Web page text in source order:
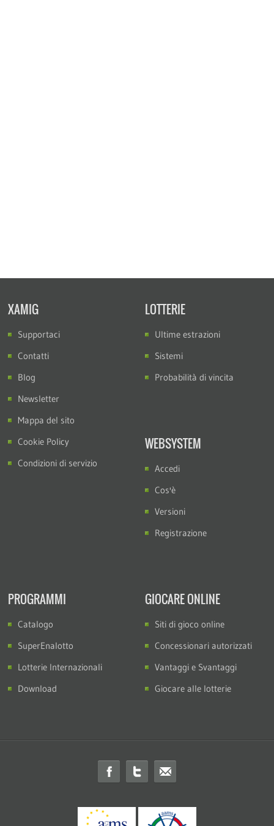
XAMIG
Supportaci
Contatti
Blog
Newsletter
Mappa del sito
Cookie Policy
Condizioni di servizio
LOTTERIE
Ultime estrazioni
Sistemi
Probabilità di vincita
WEBSYSTEM
Accedi
Cos'è
Versioni
Registrazione
PROGRAMMI
Catalogo
SuperEnalotto
Lotterie Internazionali
Download
GIOCARE ONLINE
Siti di gioco online
Concessionari autorizzati
Vantaggi e Svantaggi
Giocare alle lotterie